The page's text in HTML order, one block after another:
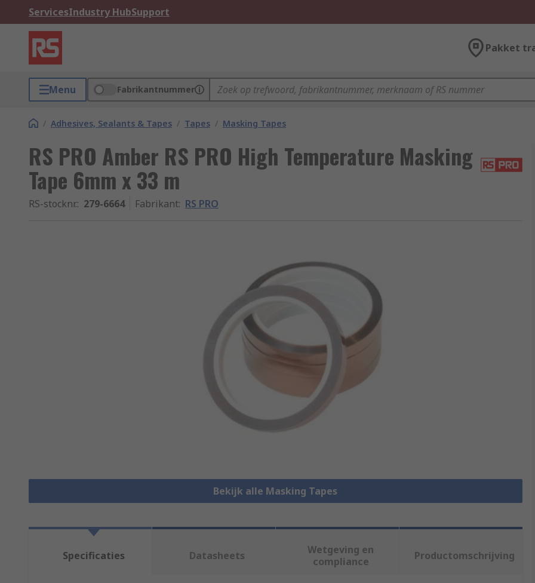
ServicesIndustry HubSupport
Pakket
Menu Fabrikantnummer
/ Adhesives, Sealants & Tapes / Tapes / Masking Tapes
RS PRO Amber RS PRO High Temperature Masking
Tape 6mm x 33 m
RS-stocknr.: 279-6664 Fabrikant: RS PRO
Bekijk alle Masking Tapes
Specificaties Datasheets
Wetgeving en
compliance
Productomschrijving